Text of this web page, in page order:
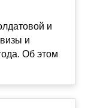
и
и
Об этом